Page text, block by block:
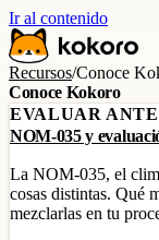
Ir al contenido
Recursos/Conoce
Conoce Kokoro
EVALUAR
NOM-035 y
La NOM-035, el
cosas distintas. Qué
mezclarlas en tu